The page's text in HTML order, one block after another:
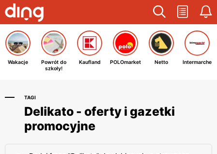
Wakacje
Powrót do
szkoły!
Kaufland POLOmarket Netto Intermarche
TAGI
Delikato - oferty i gazetki
promocyjne